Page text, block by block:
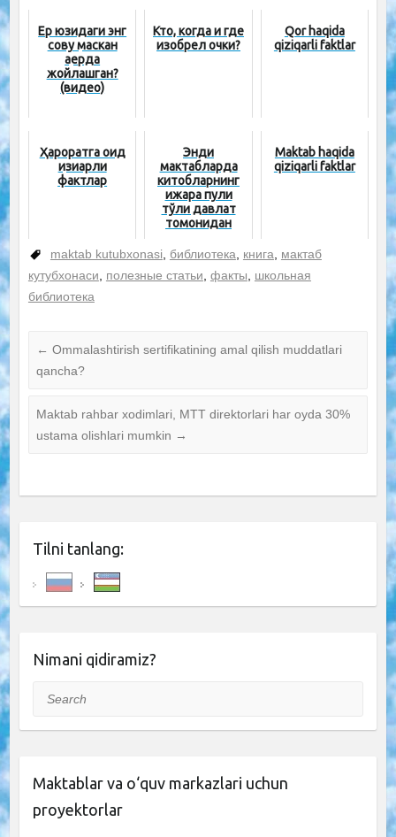
Ер юзидаги энг
совуқ маскан
қаерда
жойлашган?
(видео)
Кто, когда и где
изобрел очки?
Qor haqida
qiziqarli faktlar
Ҳароратга оид
қизиқарли
фактлар
Энди
мактабларда
китобларнинг
ижара пули
тўлиқ давлат
томонидан
Maktab haqida
qiziqarli faktlar
maktab kutubxonasi библиотека книга
мактаб
кутубхонаси
полезные статьи факты
школьная
библиотека
← Ommalashtirish sertifikatining amal qilish muddatlari
qancha?
Maktab rahbar xodimlari, MTT direktorlari har oyda 30%
ustama olishlari mumkin →
Tilni tanlang:
Nimani qidiramiz?
Search
Maktablar va o‘quv markazlari uchun
proyektorlar